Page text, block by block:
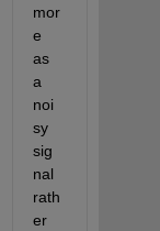
mor
e
as
a
noi
sy
sig
nal
rath
er